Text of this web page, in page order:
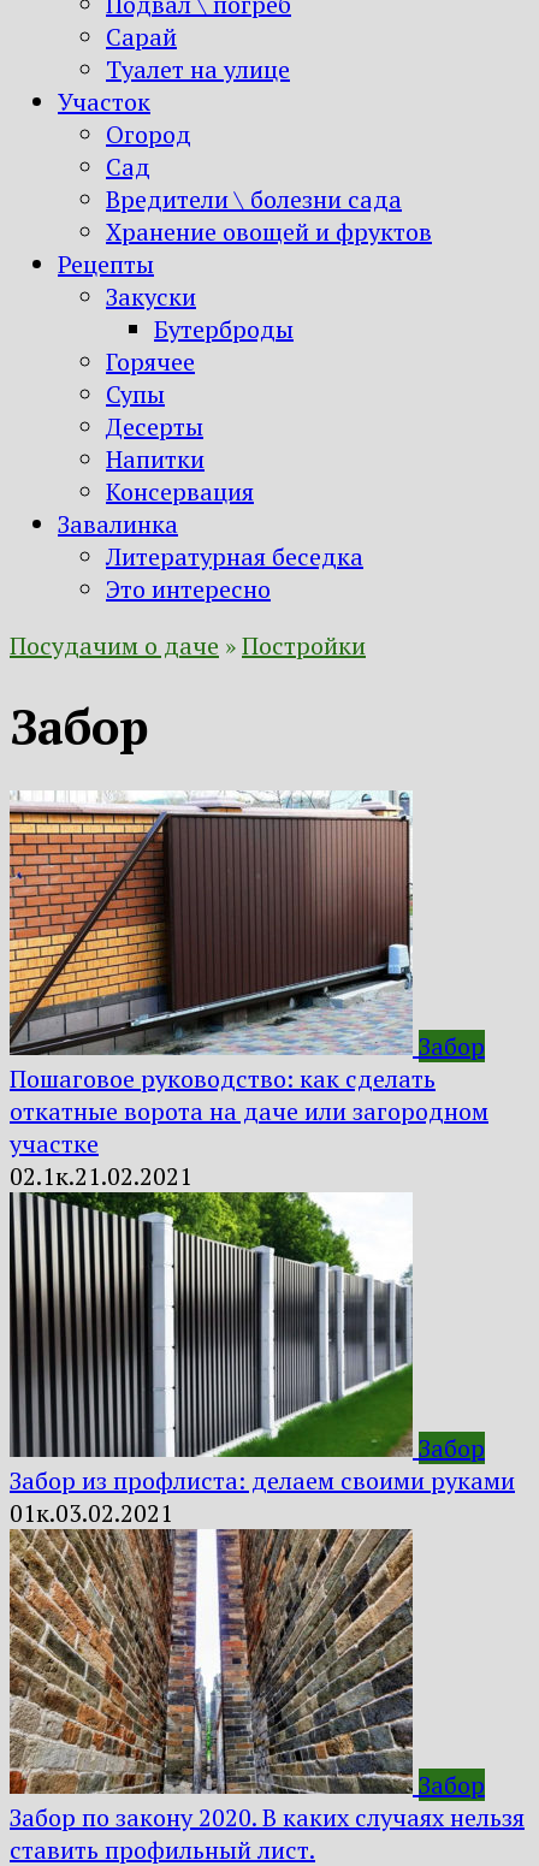
Сарай
Туалет на улице
Участок
Огород
Сад
Вредители \ болезни сада
Хранение овощей и фруктов
Рецепты
Закуски
Бутерброды
Горячее
Супы
Десерты
Напитки
Консервация
Завалинка
Литературная беседка
Это интересно
Посудачим о даче »Постройки
Забор
Забор
Пошаговое руководство: как сделать
откатные ворота на даче или загородном
участке
02.1к.21.02.2021
Забор
Забор из профлиста: делаем своими руками
01к.03.02.2021
Забор
Забор по закону 2020. В каких случаях нельзя
ставить профильный лист.